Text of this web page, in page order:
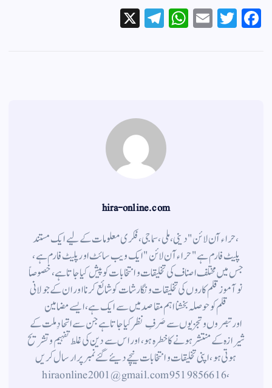
Fa
ce
T
wi
E
m
W
ha
Te
le
hira-online.com
،حراء آن لائن" دینی ، ملی ، سماجی ، فکری معلومات کے لیے ایک مستند
پلیٹ فارم ہے " حراء آن لائن " ایک ویب سائٹ اور پلیٹ فارم ہے ،
جس میں مختلف اصناف کی تخلیقات و انتخابات کو پیش کیا جاتا ہے ، خصوصاً
نوآموز قلم کاروں کی تخلیقات و نگارشات کو شائع کرنا اور ان کے جولانی
قلم کوحوصلہ بخشنا اہم مقاصد میں سے ایک ہے ، ایسے مضامین
اورتبصروں وتجزیوں سے صَرفِ نظر کیا جاتاہے جن سے اتحادِ ملت کے
شیرازہ کے منتشر ہونے کاخطرہ ہو ، اور اس سے دین کی غلط تفہیم وتشریح
ہوتی ہو، اپنی تخلیقات و انتخابات نیچے دیئے گئے نمبر پر ارسال کریں
، 9519856616 hiraonline2001@gmail.com